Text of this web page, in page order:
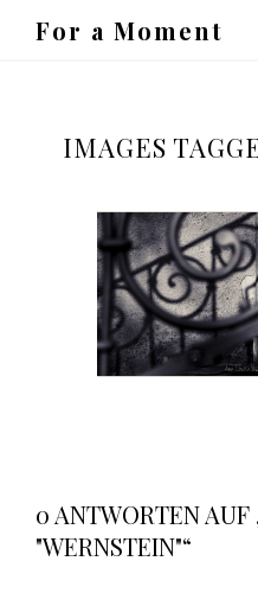
For a Moment
IMAGES
0 ANTWORTEN AUF
"WERNSTEIN"“